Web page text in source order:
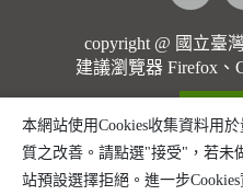
之歌】
copyright @ 國立臺
建議瀏覽器 Firefox、
本網站使用Cookies收集資料用
質之改善。請點選"接受"，若未
站預設選擇拒絕。進一步